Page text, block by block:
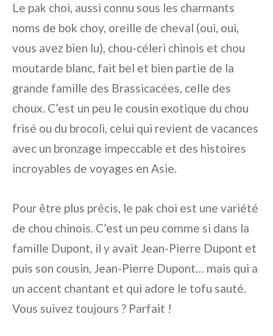
Le pak choi, aussi connu sous les charmants
noms de bok choy, oreille de cheval (oui, oui,
vous avez bien lu), chou-céleri chinois et chou
moutarde blanc, fait bel et bien partie de la
grande famille des Brassicacées, celle des
choux. C’est un peu le cousin exotique du chou
frisé ou du brocoli, celui qui revient de vacances
avec un bronzage impeccable et des histoires
incroyables de voyages en Asie.
Pour être plus précis, le pak choi est une variété
de chou chinois. C’est un peu comme si dans la
famille Dupont, il y avait Jean-Pierre Dupont et
puis son cousin, Jean-Pierre Dupont… mais qui a
un accent chantant et qui adore le tofu sauté.
Vous suivez toujours ? Parfait !